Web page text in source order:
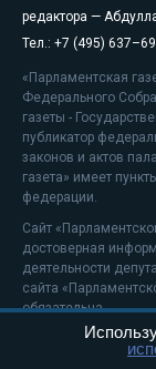
редактора —
Тел.: +7 (495)
«Парламентская
Федерального
газеты -
публикатор
законов и актов
газета» имеет
федерации.
Сайт
достоверная
деятельности
сайта
обязательна.
На